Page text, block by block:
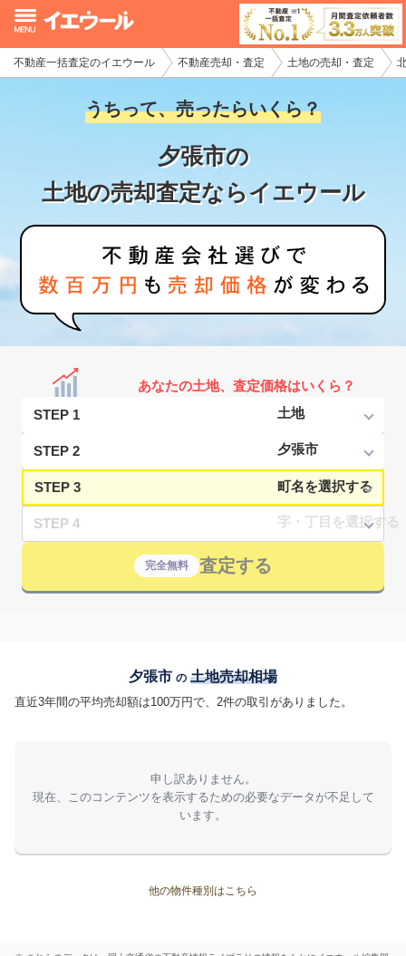
不動産一括査定のイエウール 不動産売却・査定 土地の売却・査定
うちって、売ったらいくら？
夕張市の
土地の売却査定ならイエウール
あなたの土地、査定価格はいくら？
STEP 1
STEP 2
STEP 3
STEP 4
完全無料 査定する
夕張市 の 土地売却相場
直近3年間の平均売却額は100万円で、2件の取引がありました。
申し訳ありません。
現在、このコンテンツを表示するための必要なデータが不足して
います。
他の物件種別はこちら
イエウール加盟希望の不動産会社様
初めての方へ
不動産の売却・一括査定
家査定シミュレーター
お問い合わせ